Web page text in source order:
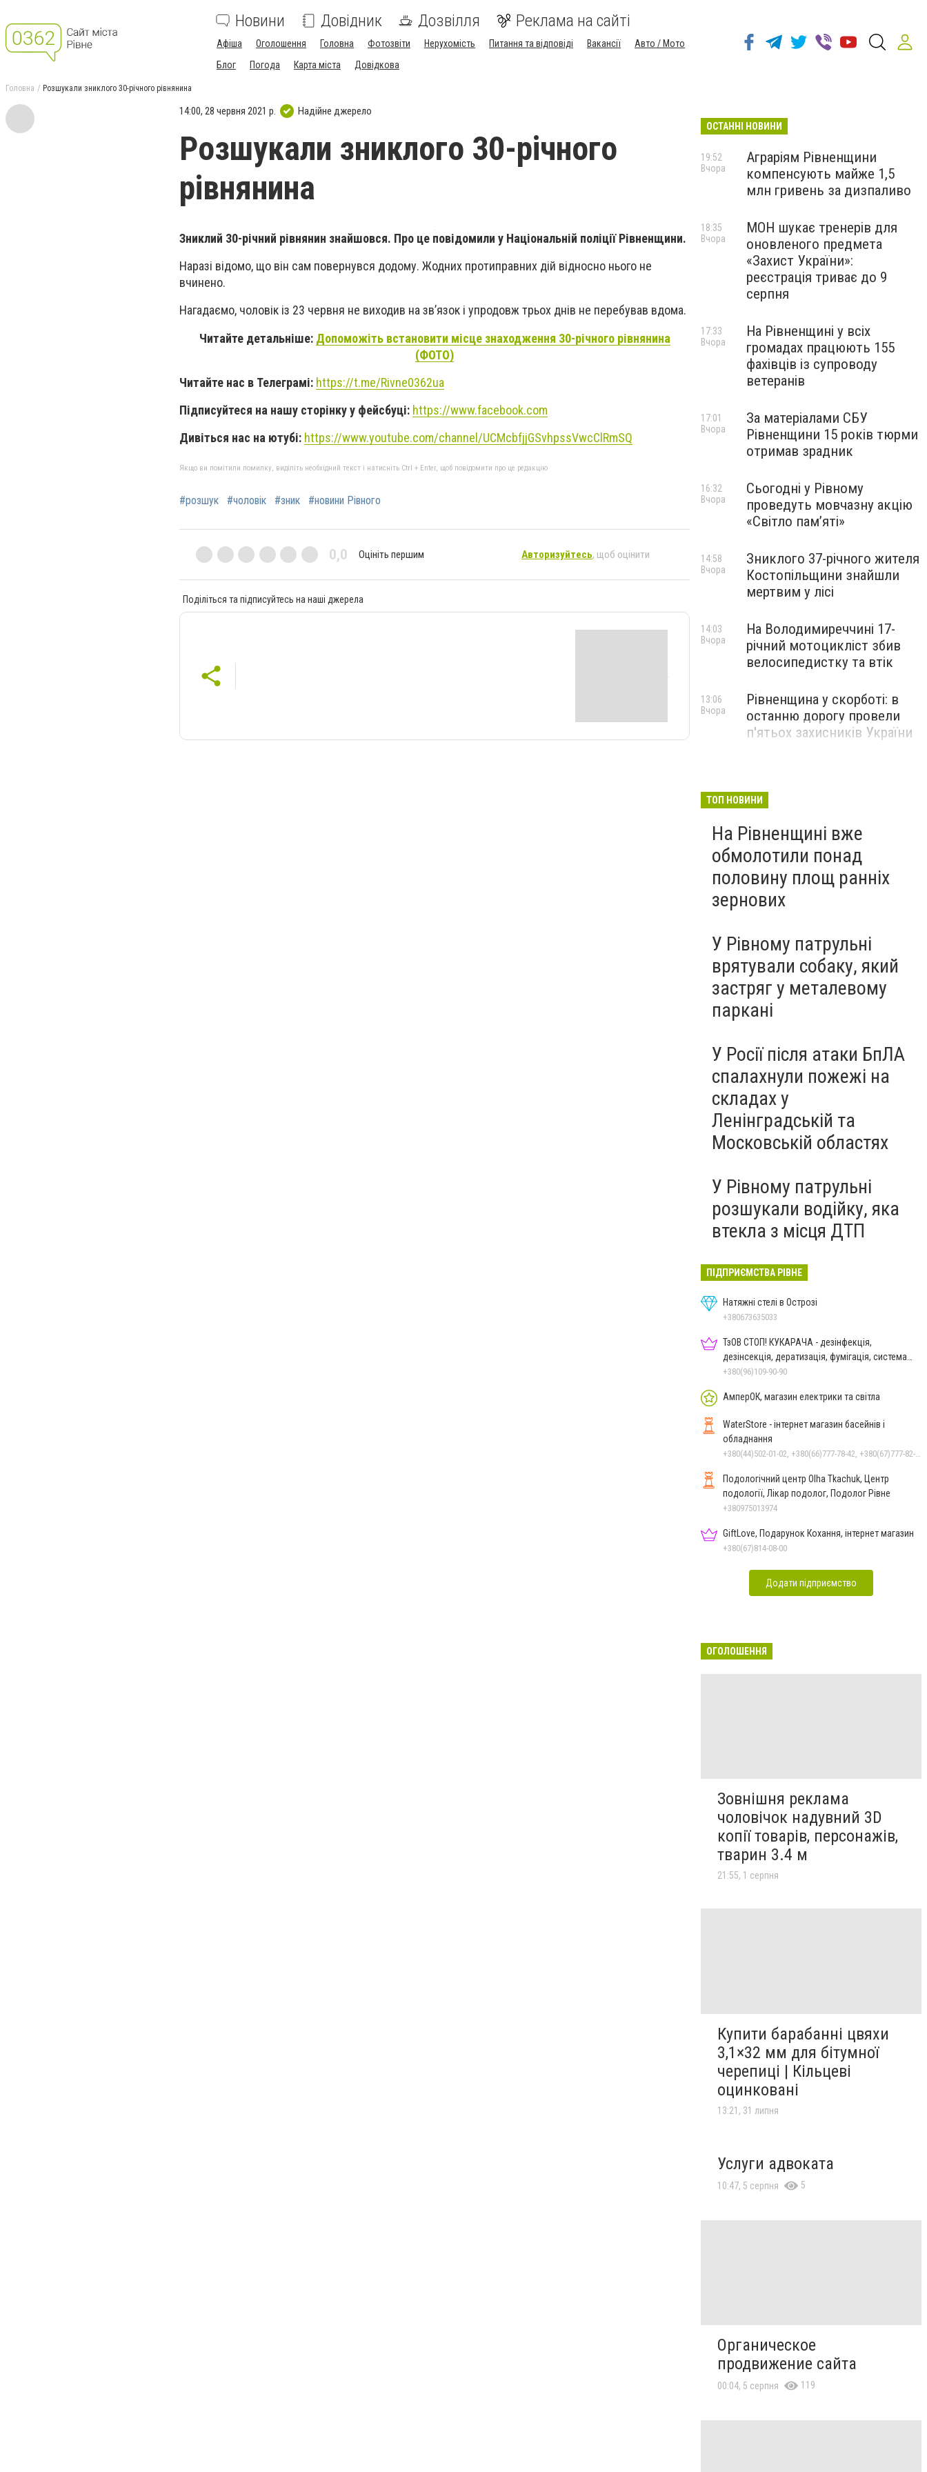
Новини Довідник Дозвілля Реклама на сайті
Афіша Оголошення Головна Фотозвіти Нерухомість Питання та відповіді Вакансії
Авто / Мото
Блог
Погода Карта міста Довідкова
Головна Розшукали зниклого 30-річного рівнянина
14:00, 28 червня 2021 р. Надійне джерело
Розшукали зниклого 30-річного
рівнянина
Зниклий 30-річний рівнянин знайшовся. Про це повідомили у Національній поліції Рівненщини.
Наразі відомо, що він сам повернувся додому. Жодних протиправних дій відносно нього не
вчинено.
Нагадаємо, чоловік із 23 червня не виходив на зв’язок і упродовж трьох днів не перебував вдома.
Читайте детальніше: Допоможіть встановити місце знаходження 30-річного рівнянина
(ФОТО)
Читайте нас в Телеграмі: https://t.me/Rivne0362ua
Підписуйтеся на нашу сторінку у фейсбуці: https://www.facebook.com
Дивіться нас на ютубі: https://www.youtube.com/channel/UCMcbfjjGSvhpssVwcClRmSQ
Якщо ви помітили помилку, виділіть необхідний текст і натисніть Ctrl + Enter, щоб повідомити про це редакцію
#розшук #чоловік #зник #новини Рівного
0,0 Оцініть першим Авторизуйтесь, щоб оцінити
Поділіться та підписуйтесь на наші джерела
ОСТАННІ НОВИНИ
Аграріям Рівненщини
компенсують майже 1,5
млн гривень за дизпаливо
19:52
Вчора
МОН шукає тренерів для
оновленого предмета
«Захист України»:
реєстрація триває до 9
серпня
18:35
Вчора
На Рівненщині у всіх
громадах працюють 155
фахівців із супроводу
ветеранів
17:33
Вчора
За матеріалами СБУ
Рівненщини 15 років тюрми
отримав зрадник
17:01
Вчора
Сьогодні у Рівному
проведуть мовчазну акцію
«Світло пам’яті»
16:32
Вчора
Зниклого 37-річного жителя
Костопільщини знайшли
мертвим у лісі
14:58
Вчора
На Володимиреччині 17-
річний мотоцикліст збив
велосипедистку та втік
14:03
Вчора
Рівненщина у скорботі: в
останню дорогу провели
п'ятьох захисників України
13:06
Вчора
ТОП НОВИНИ
На Рівненщині вже
обмолотили понад
половину площ ранніх
зернових
У Рівному патрульні
врятували собаку, який
застряг у металевому
паркані
У Росії після атаки БпЛА
спалахнули пожежі на
складах у
Ленінградській та
Московській областях
У Рівному патрульні
розшукали водійку, яка
втекла з місця ДТП
ПІДПРИЄМСТВА РІВНЕ
Натяжні стелі в Острозі
+380673635033
ТзОВ СТОП! КУКАРАЧА - дезінфекція,
дезінсекція, дератизація, фумігація, система
HACCP
+380(96)109-90-90
АмперОК, магазин електрики та світла
WaterStore - інтернет магазин басейнів і
обладнання
+380(44)502-01-02, +380(66)777-78-42, +380(67)777-82-19, +380(67)890-80-80, +380(73)890-80-80, +380(44)502-01-03
Подологічний центр Olha Tkachuk, Центр
подології, Лікар подолог, Подолог Рівне
+380975013974
GiftLove, Подарунок Кохання, інтернет магазин
+380(67)814-08-00
Додати підприємство
ОГОЛОШЕННЯ
Зовнішня реклама
чоловічок надувний 3D
копії товарів, персонажів,
тварин 3.4 м
21:55, 1 серпня
Купити барабанні цвяхи
3,1×32 мм для бітумної
черепиці | Кільцеві
оцинковані
13:21, 31 липня
Услуги адвоката
10:47, 5 серпня 5
Органическое
продвижение сайта
00:04, 5 серпня 119